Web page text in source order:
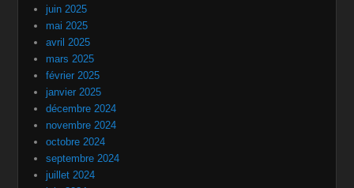
juin 2025
mai 2025
avril 2025
mars 2025
février 2025
janvier 2025
décembre 2024
novembre 2024
octobre 2024
septembre 2024
juillet 2024